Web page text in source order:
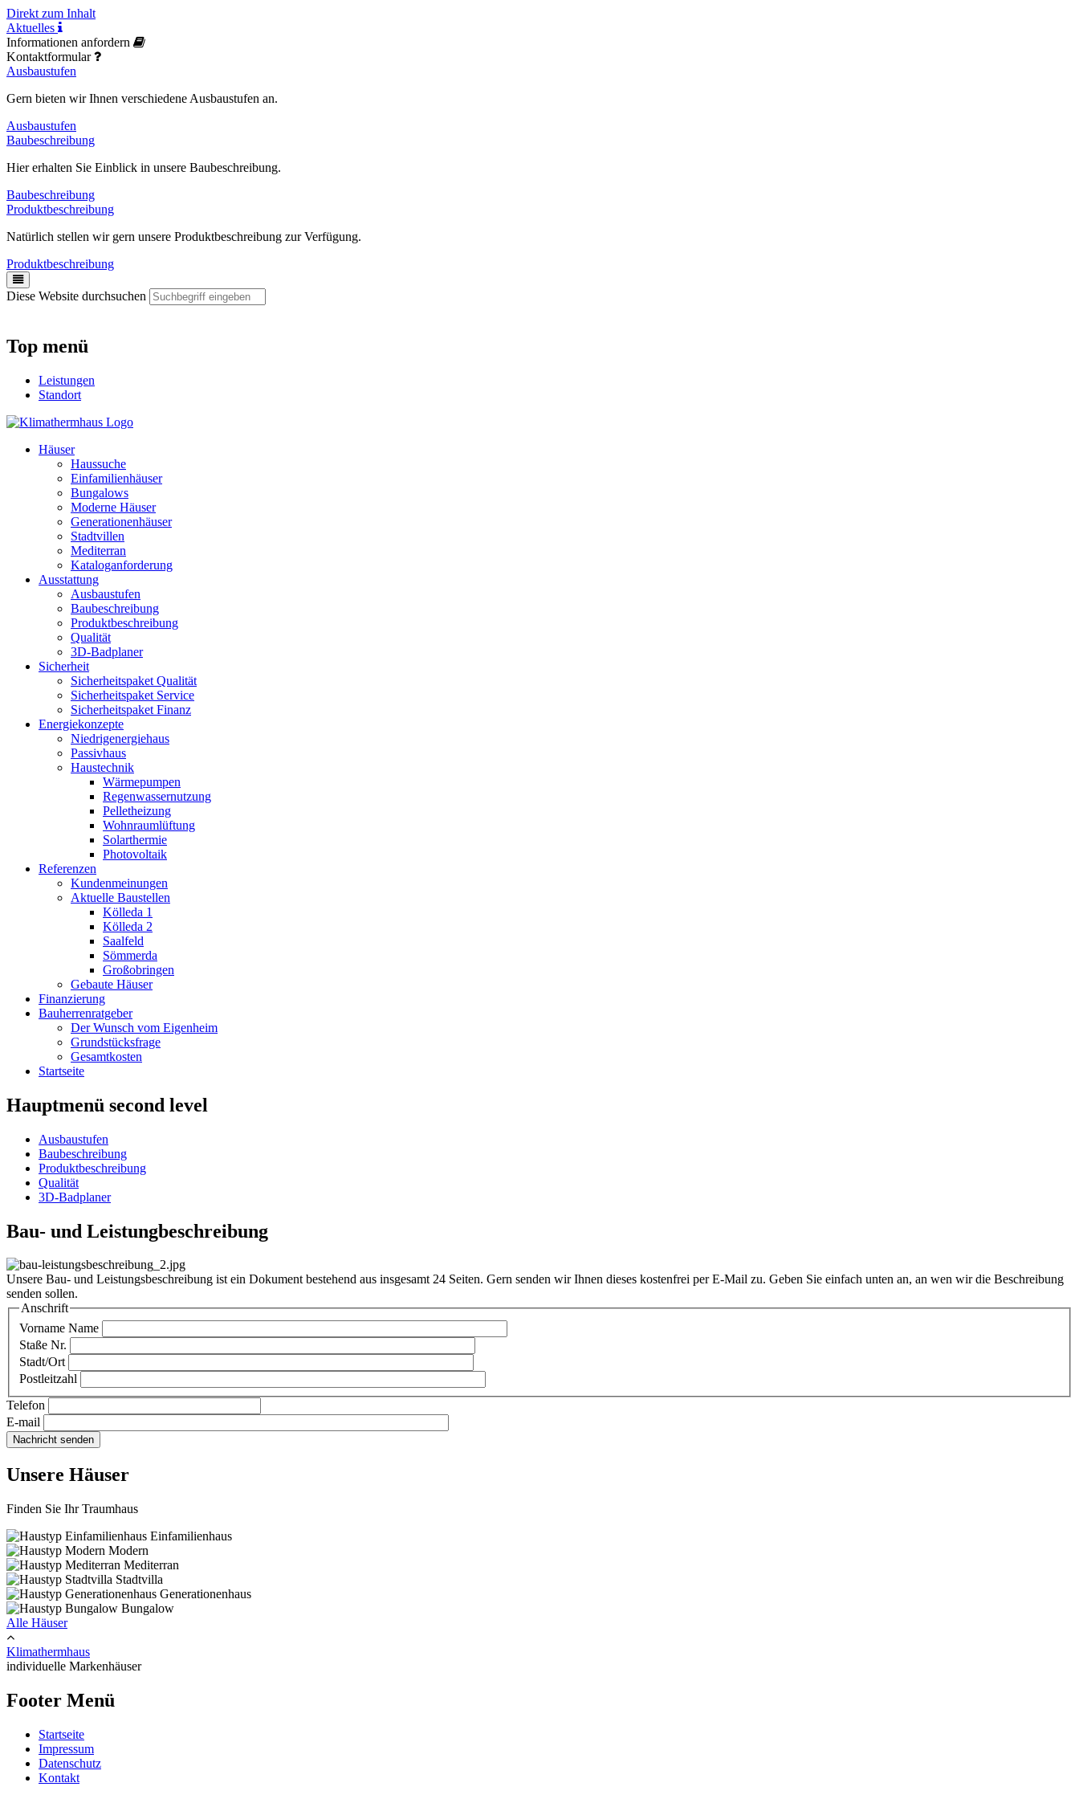
Direkt zum Inhalt
Aktuelles
Informationen anfordern
Kontaktformular
Ausbaustufen
Gern bieten wir Ihnen verschiedene Ausbaustufen an.
Ausbaustufen
Baubeschreibung
Hier erhalten Sie Einblick in unsere Baubeschreibung.
Baubeschreibung
Produktbeschreibung
Natürlich stellen wir gern unsere Produktbeschreibung zur Verfügung.
Produktbeschreibung
Diese Website durchsuchen
Top menü
Leistungen
Standort
Häuser
Haussuche
Einfamilienhäuser
Bungalows
Moderne Häuser
Generationenhäuser
Stadtvillen
Mediterran
Kataloganforderung
Ausstattung
Ausbaustufen
Baubeschreibung
Produktbeschreibung
Qualität
3D-Badplaner
Sicherheit
Sicherheitspaket Qualität
Sicherheitspaket Service
Sicherheitspaket Finanz
Energiekonzepte
Niedrigenergiehaus
Passivhaus
Haustechnik
Wärmepumpen
Regenwassernutzung
Pelletheizung
Wohnraumlüftung
Solarthermie
Photovoltaik
Referenzen
Kundenmeinungen
Aktuelle Baustellen
Kölleda 1
Kölleda 2
Saalfeld
Sömmerda
Großobringen
Gebaute Häuser
Finanzierung
Bauherrenratgeber
Der Wunsch vom Eigenheim
Grundstücksfrage
Gesamtkosten
Startseite
Hauptmenü second level
Ausbaustufen
Baubeschreibung
Produktbeschreibung
Qualität
3D-Badplaner
Bau- und Leistungbeschreibung
Unsere Bau- und Leistungsbeschreibung ist ein Dokument bestehend aus insgesamt 24 Seiten. Gern senden wir Ihnen dieses kostenfrei per E-Mail zu. Geben Sie einfach unten an, an wen wir die Beschreibung
senden sollen.
Anschrift
Vorname Name
Staße Nr.
Stadt/Ort
Postleitzahl
Telefon
E-mail
Unsere Häuser
Finden Sie Ihr Traumhaus
Einfamilienhaus
Modern
Mediterran
Stadtvilla
Generationenhaus
Bungalow
Alle Häuser
Klimathermhaus
individuelle Markenhäuser
Footer Menü
Startseite
Impressum
Datenschutz
Kontakt